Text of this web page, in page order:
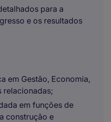
para a
e os resultados
em Gestão, Economia,
relacionadas;
em funções de
construção e